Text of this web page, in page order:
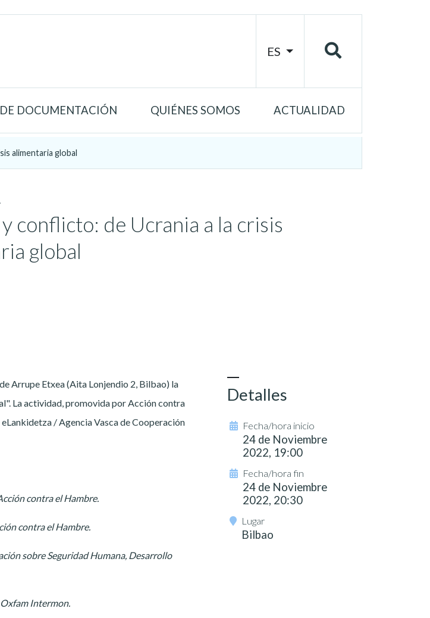
ES
DOCUMENTACIÓN QUIÉNES SOMOS ACTUALIDAD
alimentaria global
conflicto: de Ucrania a la crisis
global
Arrupe Etxea (Aita Lonjendio 2, Bilbao) la
La actividad, promovida por Acción contra
/ Agencia Vasca de Cooperación
contra el Hambre.
contra el Hambre.
sobre Seguridad Humana, Desarrollo
Intermon.
Detalles
Fecha/hora inicio
24 de Noviembre
2022, 19:00
Fecha/hora fin
24 de Noviembre
2022, 20:30
Lugar
Bilbao